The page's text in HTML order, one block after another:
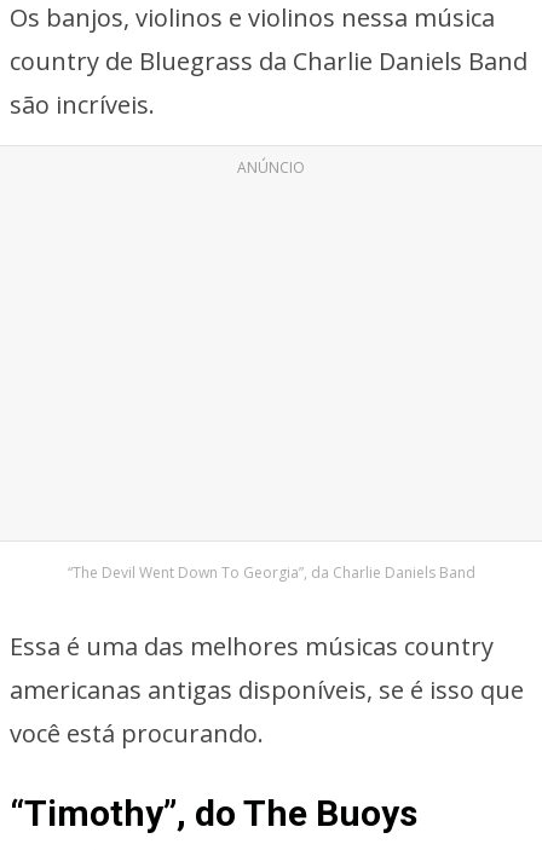
Os banjos, violinos e violinos nessa música
country de Bluegrass da Charlie Daniels Band
são incríveis.
ANÚNCIO
“The Devil Went Down To Georgia”, da Charlie Daniels Band
Essa é uma das melhores músicas country
americanas antigas disponíveis, se é isso que
você está procurando.
“Timothy”, do The Buoys